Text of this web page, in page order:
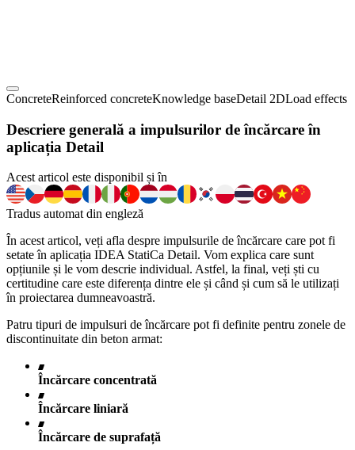
ConcreteReinforced concreteKnowledge baseDetail 2DLoad effects
Descriere generală a impulsurilor de încărcare în
aplicația Detail
Acest articol este disponibil și în
Tradus automat din engleză
În acest articol, veți afla despre impulsurile de încărcare care pot fi
setate în aplicația IDEA StatiCa Detail. Vom explica care sunt
opțiunile și le vom descrie individual. Astfel, la final, veți ști cu
certitudine care este diferența dintre ele și când și cum să le utilizați
în proiectarea dumneavoastră.
Patru tipuri de impulsuri de încărcare pot fi definite pentru zonele de
discontinuitate din beton armat:
Încărcare concentrată
Încărcare liniară
Încărcare de suprafață